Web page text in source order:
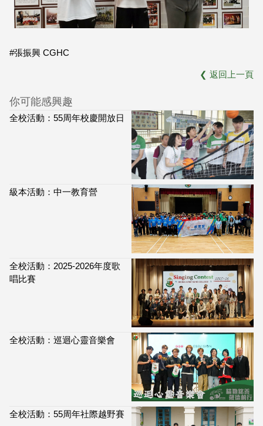
#張振興 CGHC
❮ 返回上一頁
你可能感興趣
全校活動：55周年校慶開放日
級本活動：中一教育營
全校活動：2025-2026年度歌
唱比賽
全校活動：巡迴心靈音樂會
全校活動：55周年社際越野賽